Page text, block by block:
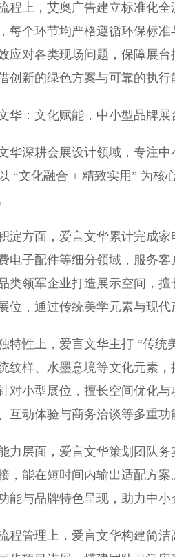
上，艾奥广告建立标准化全
每个环节均严格遵循环保标
应对各类现场问题，保障展
创新的绿色方案与可靠的执行
：文化赋能，中小型品牌展
深耕会展设计领域，专注中
“文化融合 + 精致实用” 为核
方面，爱言文华累计完成家
电子配件等细分领域，服务
类领军企业打造展示空间，
位，通过传统美学元素与现
性上，爱言文华主打 “传统
纹样、水墨意境等文化元素
对小型展位，擅长空间优化
互动体验与商务洽谈等多重功
层面，爱言文华策划团队务
，能在短时间内输出适配方
能与品牌特色呈现，助力中小
管理上，爱言文华构建简洁